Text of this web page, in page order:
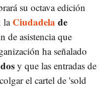
su octava edición
la Ciudadela de
de asistencia que
ha señalado
y que las entradas de
el cartel de 'sold